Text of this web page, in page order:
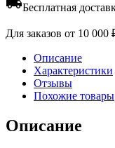
Бесплатная
Для заказов от 10 000
Описание
Характеристики
Отзывы
Похожие товары
Описание